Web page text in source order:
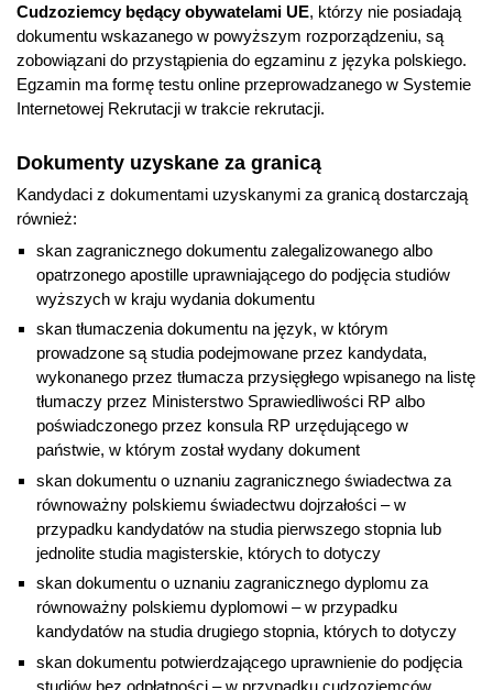
Cudzoziemcy będący obywatelami UE, którzy nie posiadają
dokumentu wskazanego w powyższym rozporządzeniu, są
zobowiązani do przystąpienia do egzaminu z języka polskiego.
Egzamin ma formę testu online przeprowadzanego w Systemie
Internetowej Rekrutacji w trakcie rekrutacji.
Dokumenty uzyskane za granicą
Kandydaci z dokumentami uzyskanymi za granicą dostarczają
również:
skan zagranicznego dokumentu zalegalizowanego albo
opatrzonego apostille uprawniającego do podjęcia studiów
wyższych w kraju wydania dokumentu
skan tłumaczenia dokumentu na język, w którym
prowadzone są studia podejmowane przez kandydata,
wykonanego przez tłumacza przysięgłego wpisanego na listę
tłumaczy przez Ministerstwo Sprawiedliwości RP albo
poświadczonego przez konsula RP urzędującego w
państwie, w którym został wydany dokument
skan dokumentu o uznaniu zagranicznego świadectwa za
równoważny polskiemu świadectwu dojrzałości – w
przypadku kandydatów na studia pierwszego stopnia lub
jednolite studia magisterskie, których to dotyczy
skan dokumentu o uznaniu zagranicznego dyplomu za
równoważny polskiemu dyplomowi – w przypadku
kandydatów na studia drugiego stopnia, których to dotyczy
skan dokumentu potwierdzającego uprawnienie do podjęcia
studiów bez odpłatności – w przypadku cudzoziemców,